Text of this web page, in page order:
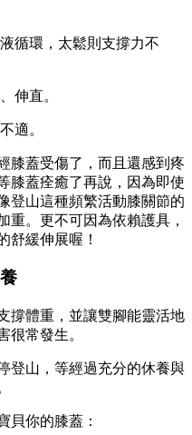
循環，太鬆則支撐力不
伸直。
適。
膝蓋受傷了，而且還感到疼
膝蓋痊癒了再說，因為即使
登山這種頻繁活動膝關節的
重。更不可因為依賴護具，
舒緩伸展喔！
撐體重，並讓雙腳能靈活地
很常發生。
登山，等經過充分的休養與
貝你的膝蓋：